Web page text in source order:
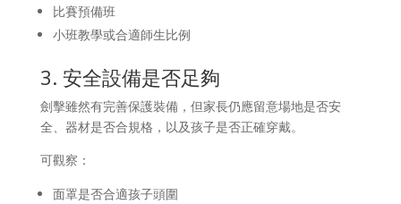
比賽預備班
小班教學或合適師生比例
3. 安全設備是否足夠
劍擊雖然有完善保護裝備，但家長仍應留意場地是否安
全、器材是否合規格，以及孩子是否正確穿戴。
可觀察：
面罩是否合適孩子頭圍